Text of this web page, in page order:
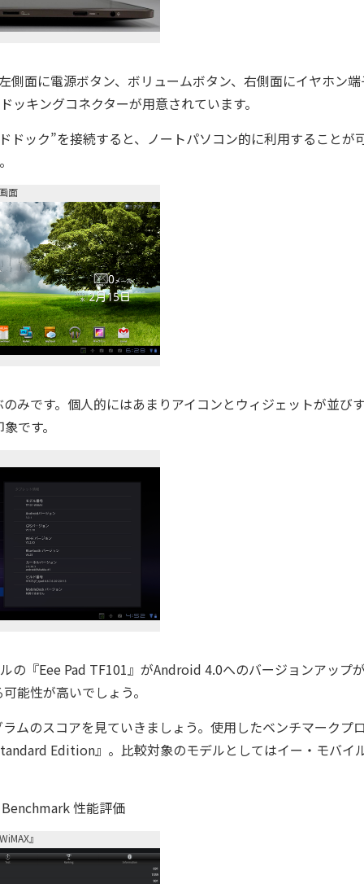
面に電源ボタン、ボリュームボタン、右側面にイヤホン端
キングコネクターが用意されています。
ック”を接続すると、ノートパソコン的に利用することが
面
です。個人的にはあまりアイコンとウィジェットが並び
です。
『Eee Pad TF101』がAndroid 4.0へのバージョンアップ
能性が高いでしょう。
のスコアを見ていきましょう。使用したベンチマークプ
Edition』。比較対象のモデルとしてはイー・モバイ
性能評価
』